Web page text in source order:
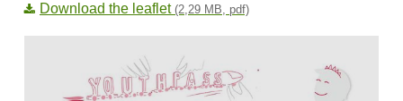
Download the leaflet (2,29 MB, pdf)